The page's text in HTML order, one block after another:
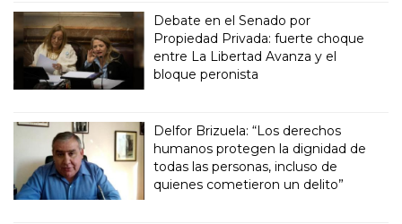
Debate en el Senado por
Propiedad Privada: fuerte choque
entre La Libertad Avanza y el
bloque peronista
Delfor Brizuela: “Los derechos
humanos protegen la dignidad de
todas las personas, incluso de
quienes cometieron un delito”